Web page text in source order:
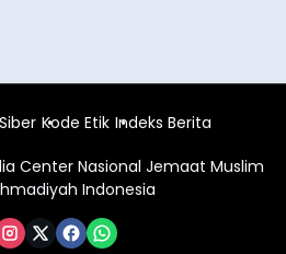
Kode Etik Indeks Berita
Center Nasional Jemaat Muslim
Indonesia